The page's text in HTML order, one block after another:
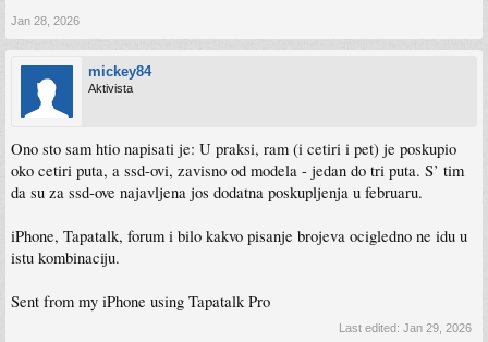
Jan 28, 2026
mickey84
Aktivista
Ono sto sam htio napisati je: U praksi, ram (i cetiri i pet) je poskupio
oko cetiri puta, a ssd-ovi, zavisno od modela - jedan do tri puta. S’ tim
da su za ssd-ove najavljena jos dodatna poskupljenja u februaru.
iPhone, Tapatalk, forum i bilo kakvo pisanje brojeva ocigledno ne idu u
istu kombinaciju.
Sent from my iPhone using Tapatalk Pro
Last edited: Jan 29, 2026